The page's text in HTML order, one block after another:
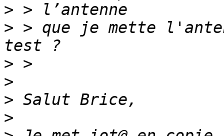
>
> > que je mette
>
>
>
>